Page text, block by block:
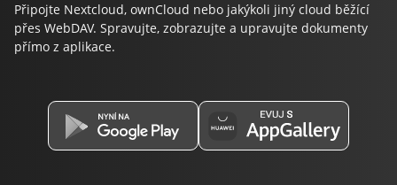
Připojte Nextcloud, ownCloud nebo jakýkoli jiný cloud běžící
přes WebDAV. Spravujte, zobrazujte a upravujte dokumenty
přímo z aplikace.